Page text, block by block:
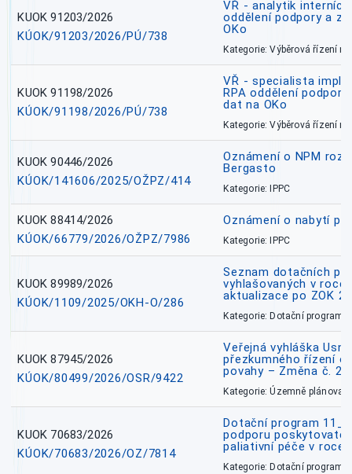
KUOK 91203/2026
KÚOK/91203/2026/PÚ/738
VŘ - analytik
oddělení podpory a
OKo
Kategorie: Výběrová řízení
KUOK 91198/2026
KÚOK/91198/2026/PÚ/738
VŘ - specialista
RPA oddělení
dat na OKo
Kategorie: Výběrová řízení
KUOK 90446/2026
KÚOK/141606/2025/OŽPZ/414
Oznámení o NPM
Bergasto
Kategorie: IPPC
KUOK 88414/2026
KÚOK/66779/2026/OŽPZ/7986
Oznámení o nabytí
Kategorie: IPPC
KUOK 89989/2026
KÚOK/1109/2025/OKH-O/286
Seznam dotačních
vyhlašovaných v roce
aktualizace po ZOK
Kategorie: Dotační
KUOK 87945/2026
KÚOK/80499/2026/OSR/9422
Veřejná vyhláška
přezkumného řízení
povahy – Změna č. 2
Kategorie: Územně
KUOK 70683/2026
KÚOK/70683/2026/OZ/7814
Dotační program
podporu
paliativní péče v roce
Kategorie: Dotační